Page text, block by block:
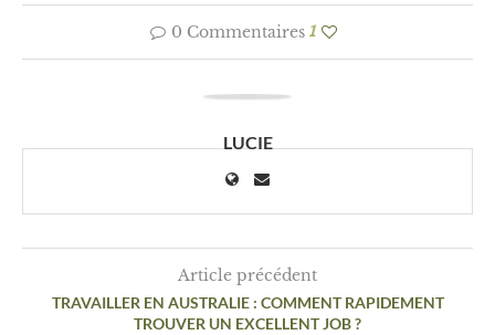
0 Commentaires 1
LUCIE
Article précédent
TRAVAILLER EN AUSTRALIE : COMMENT RAPIDEMENT
TROUVER UN EXCELLENT JOB ?